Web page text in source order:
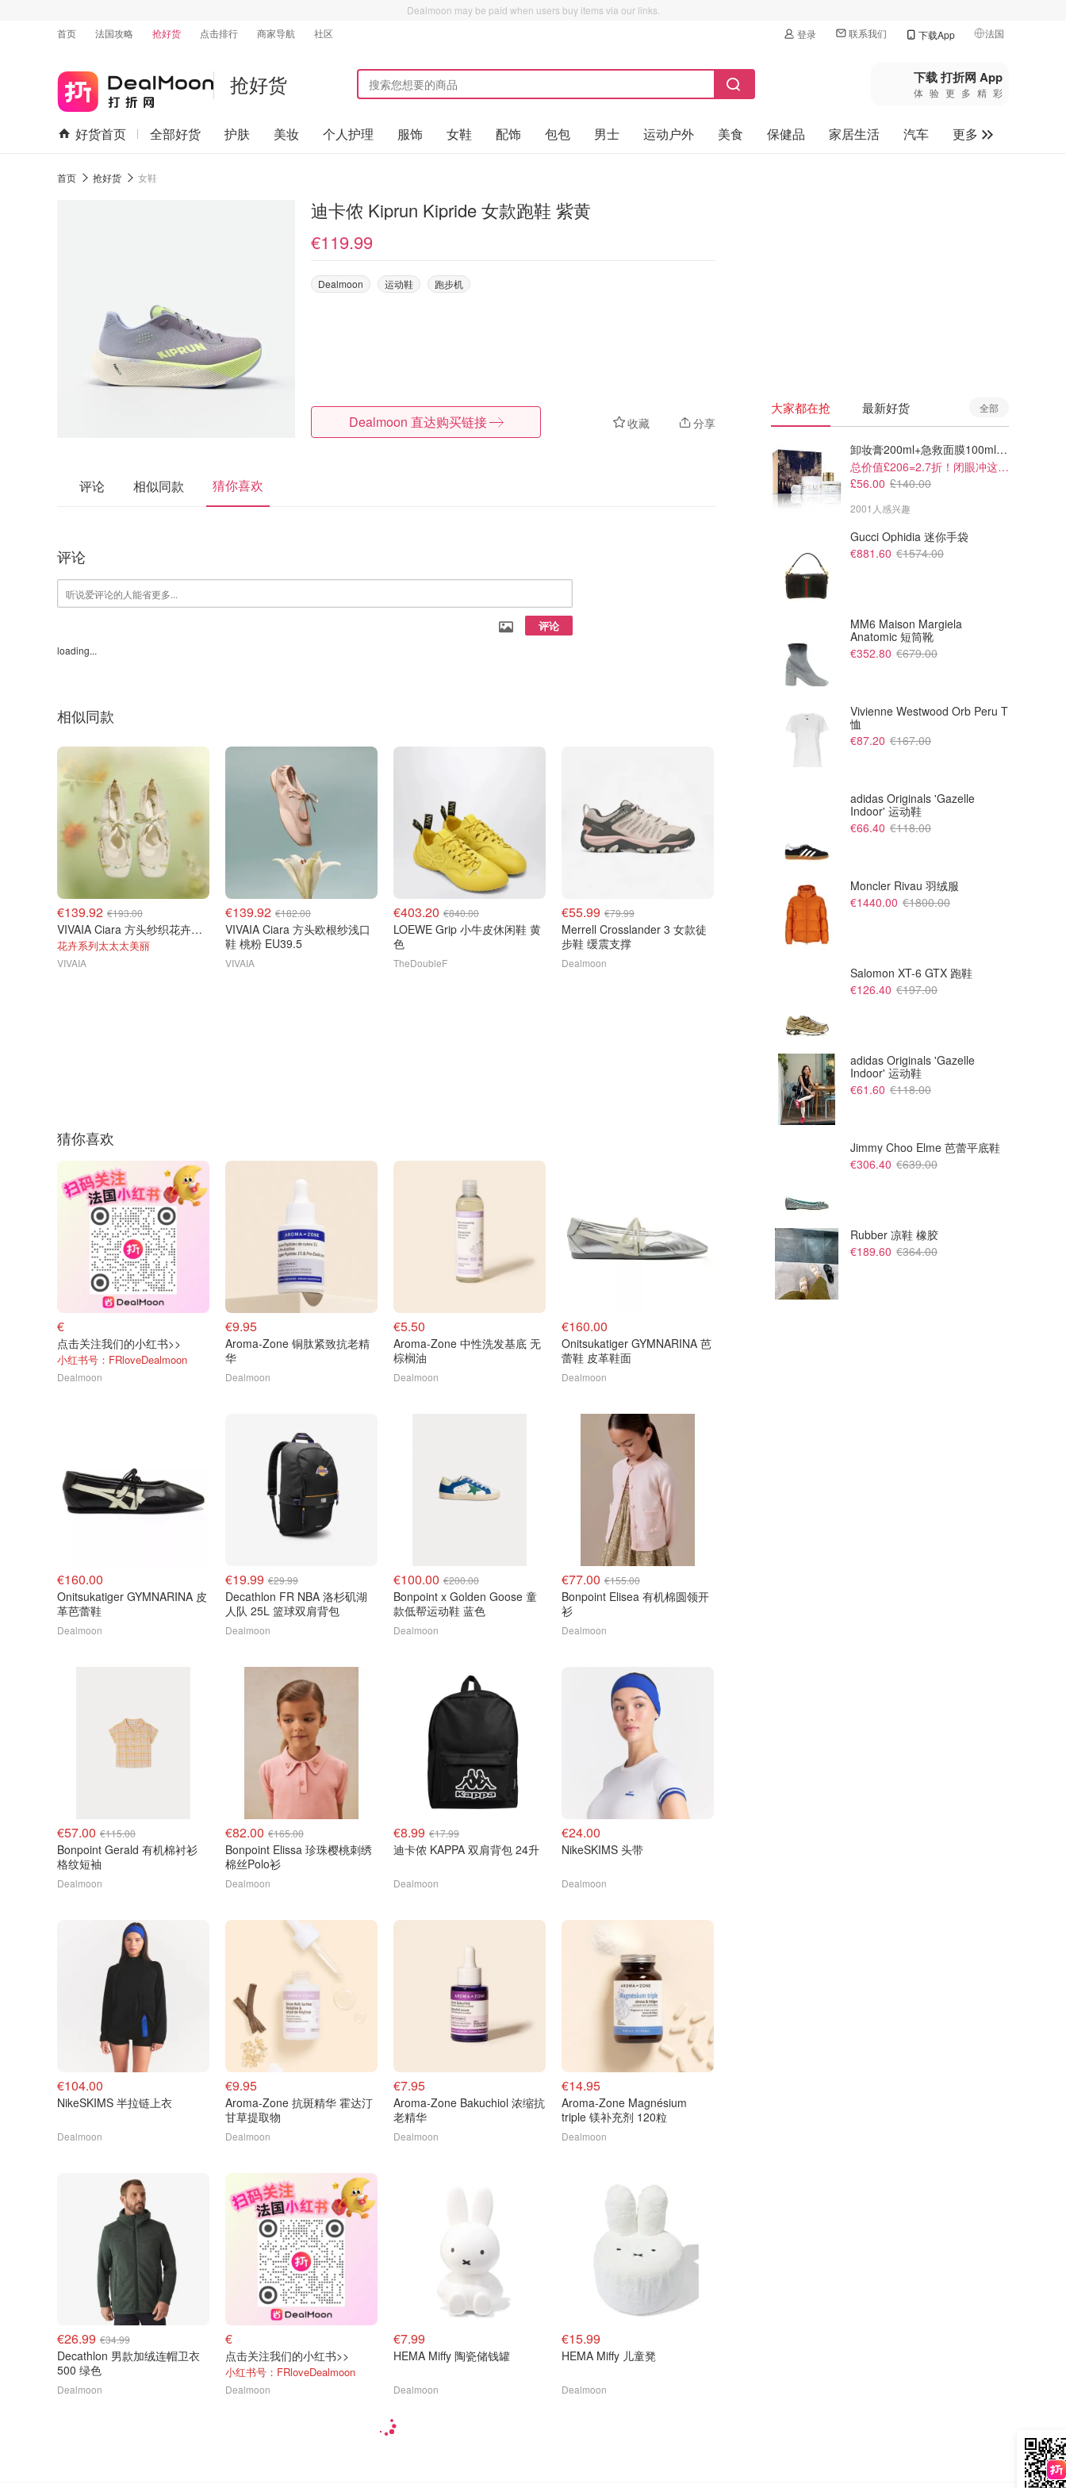
Dealmoon may be paid when users buy items via our links.
首页
法国攻略 抢好货 点击排行 商家导航 社区 登录 联系我们 下载App 法国
🇺🇸美国
🇨🇳中国
🇨🇦加拿大
抢好货 下载 打折网 App
体验更多精彩
好货首页 全部好货 护肤 美妆 个人护理 服饰 女鞋 配饰 包包 男士 运动户外 美食 保健品 家居生活 汽车
更多
首页 抢好货 女鞋
迪卡侬 Kiprun Kipride 女款跑鞋 紫黄
€119.99
Dealmoon 运动鞋 跑步机
收藏 分享
Dealmoon 直达购买链接
评论 相似同款 猜你喜欢
评论
评论
loading...
相似同款
€139.92 €193.00
VIVAIA Ciara 方头纱织花卉平底鞋
花卉系列太太太美丽
VIVAIA
€139.92 €182.00
VIVAIA Ciara 方头欧根纱浅口
鞋 桃粉 EU39.5
VIVAIA
€403.20 €840.00
LOEWE Grip 小牛皮休闲鞋 黄
色
TheDoubleF
€55.99 €79.99
Merrell Crosslander 3 女款徒
步鞋 缓震支撑
Dealmoon
€109.99
Decathlon 公路骑行鞋 EDR Air
€125.00
猜你喜欢
€
点击关注我们的小红书>>
小红书号：FRloveDealmoon
Dealmoon
€9.95
Aroma-Zone 铜肽紧致抗老精
华
Dealmoon
€5.50
Aroma-Zone 中性洗发基底 无
棕榈油
Dealmoon
€160.00
Onitsukatiger GYMNARINA 芭
蕾鞋 皮革鞋面
Dealmoon
€160.00
Onitsukatiger GYMNARINA 皮
革芭蕾鞋
Dealmoon
€19.99 €29.99
Decathlon FR NBA 洛杉矶湖
人队 25L 篮球双肩背包
Dealmoon
€100.00 €200.00
Bonpoint x Golden Goose 童
款低帮运动鞋 蓝色
Dealmoon
€77.00 €155.00
Bonpoint Elisea 有机棉圆领开
衫
Dealmoon
€57.00 €115.00
Bonpoint Gerald 有机棉衬衫
格纹短袖
Dealmoon
€82.00 €165.00
Bonpoint Elissa 珍珠樱桃刺绣
棉丝Polo衫
Dealmoon
€8.99 €17.99
迪卡侬 KAPPA 双肩背包 24升
Dealmoon
€24.00
NikeSKIMS 头带
Dealmoon
€104.00
NikeSKIMS 半拉链上衣
Dealmoon
€9.95
Aroma-Zone 抗斑精华 霍达汀
甘草提取物
Dealmoon
€7.95
Aroma-Zone Bakuchiol 浓缩抗
老精华
Dealmoon
€14.95
Aroma-Zone Magnésium
triple 镁补充剂 120粒
Dealmoon
€26.99 €34.99
Decathlon 男款加绒连帽卫衣
500 绿色
Dealmoon
€
点击关注我们的小红书>>
小红书号：FRloveDealmoon
Dealmoon
€7.99
HEMA Miffy 陶瓷储钱罐
Dealmoon
€15.99
HEMA Miffy 儿童凳
Dealmoon
大家都在抢 最新好货 全部
卸妆膏200ml+急救面膜100ml+青春面霜15ml
总价值£206=2.7折！闭眼冲这套！
£56.00 £140.00
2001人感兴趣
Gucci Ophidia 迷你手袋
€881.60 €1574.00
MM6 Maison Margiela
Anatomic 短筒靴
€352.80 €679.00
Vivienne Westwood Orb Peru T
恤
€87.20 €167.00
adidas Originals 'Gazelle
Indoor' 运动鞋
€66.40 €118.00
Moncler Rivau 羽绒服
€1440.00 €1800.00
Salomon XT-6 GTX 跑鞋
€126.40 €197.00
adidas Originals 'Gazelle
Indoor' 运动鞋
€61.60 €118.00
Jimmy Choo Elme 芭蕾平底鞋
€306.40 €639.00
Rubber 凉鞋 橡胶
€189.60 €364.00